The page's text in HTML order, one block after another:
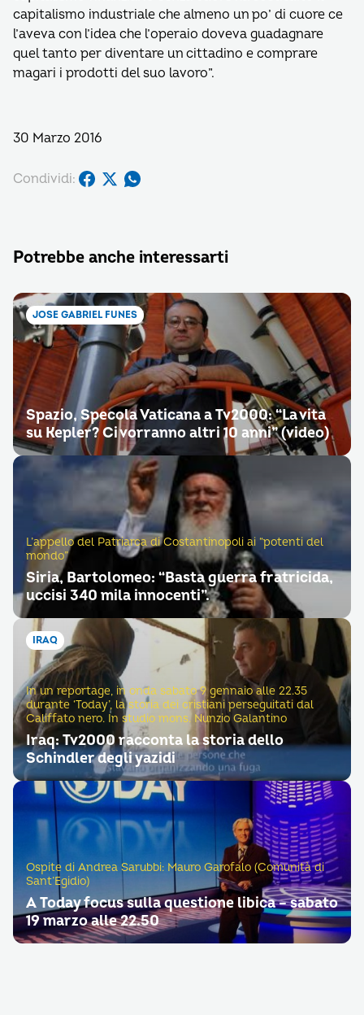
capitalismo industriale che almeno un po’ di cuore ce
l’aveva con l’idea che l’operaio doveva guadagnare
quel tanto per diventare un cittadino e comprare
magari i prodotti del suo lavoro”.
30 Marzo 2016
Condividi:
Potrebbe anche interessarti
JOSE GABRIEL FUNES
Spazio, Specola Vaticana a Tv2000: “La vita
su Kepler? Ci vorranno altri 10 anni” (video)
L’appello del Patriarca di Costantinopoli ai “potenti del
mondo”
Siria, Bartolomeo: “Basta guerra fratricida,
uccisi 340 mila innocenti”.
IRAQ
In un reportage, in onda sabato 9 gennaio alle 22.35
durante ‘Today’, la storia dei cristiani perseguitati dal
Califfato nero. In studio mons. Nunzio Galantino
Iraq: Tv2000 racconta la storia dello
Schindler degli yazidi
Ospite di Andrea Sarubbi: Mauro Garofalo (Comunità di
Sant’Egidio)
A Today focus sulla questione libica – sabato
19 marzo alle 22.50